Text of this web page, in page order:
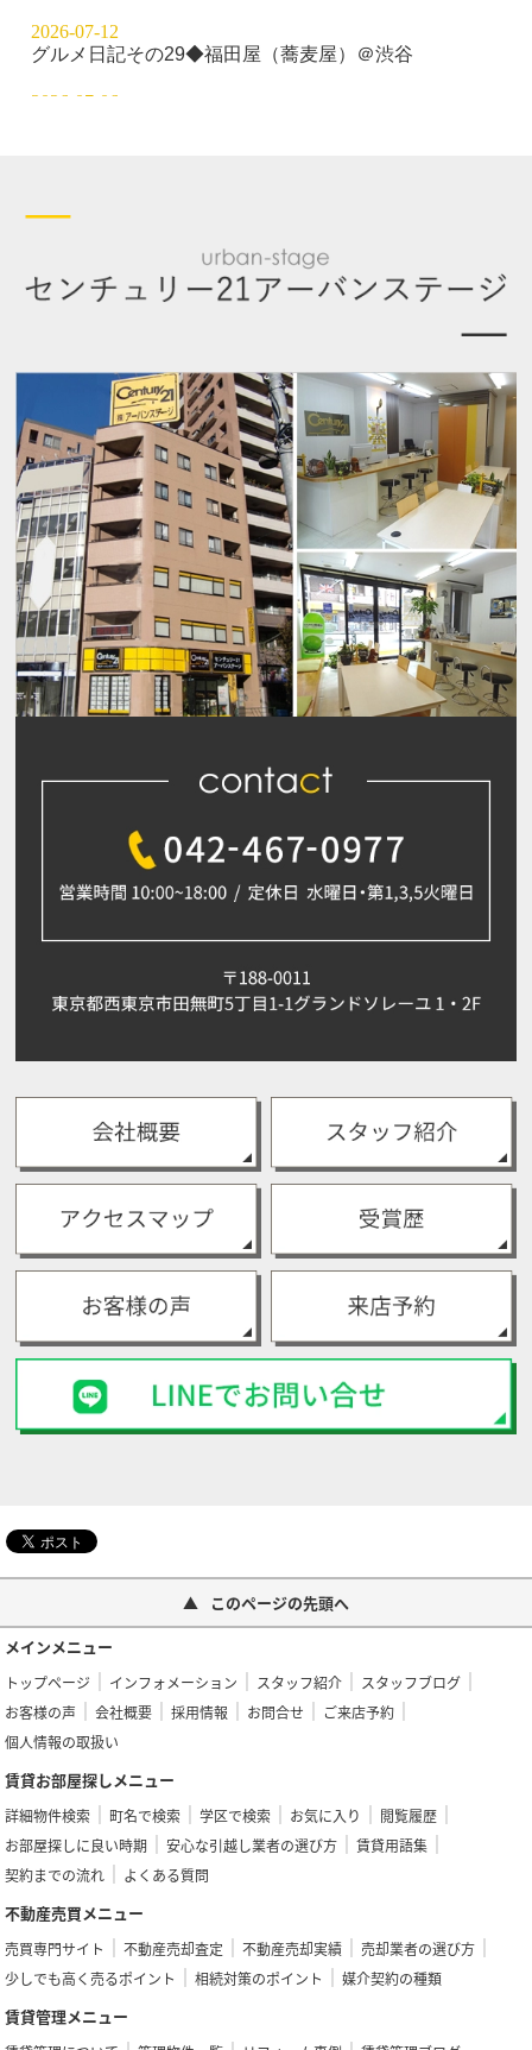
このページの先頭へ
メインメニュー
トップページ インフォメーション スタッフ紹介
スタッフブログ
お客様の声
会社概要 採用情報 お問合せ
ご来店予約
個人情報の取扱い
賃貸お部屋探しメニュー
詳細物件検索 町名で検索 学区で検索 お気に入り
閲覧履歴
お部屋探しに良い時期
安心な引越し業者の選び方
賃貸用語集
契約までの流れ
よくある質問
不動産売買メニュー
売買専門サイト 不動産売却査定 不動産売却実績
売却業者の選び方
少しでも高く売るポイント
相続対策のポイント 媒介契約の種類
賃貸管理メニュー